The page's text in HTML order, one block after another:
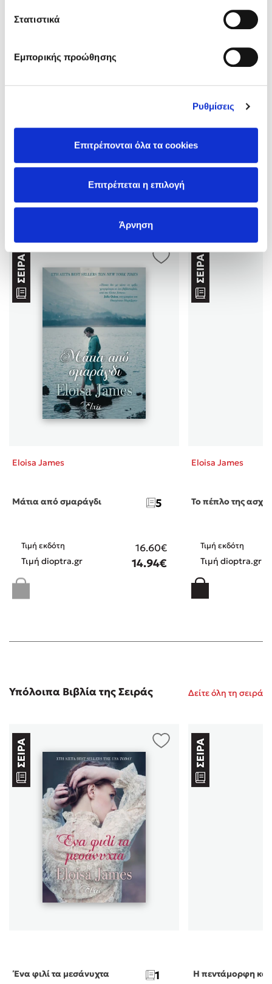
Στατιστικά
Εμπορικής προώθησης
Ρυθμίσεις
Επιτρέπονται όλα τα cookies
Επιτρέπεται η επιλογή
Άρνηση
H Eloisa James είναι απόφοιτος του Πανεπιστημίου Χάρβαρντ.
Έχει πτυχίο Φιλοσοφικής από το Πανεπιστήμιο της Οξφόρδης
και διδακτορικό από το Γέιλ. Έχει δική της έδρα με μελέτες
πάνω στον Σαίξπηρ, εκδίδοντας μάλιστα ένα ακαδημαϊκό
βιβλίο στις πανεπιστημιακές εκδόσεις Oxford University
του προγράμματος Δημιουργικής Γραφής στο Πανεπιστήμιο
Δες περισσότερα
Βιβλία της Συγγραφέως
Eloisa James
Μάτια από σμαράγδι 5
Τιμή εκδότη 16.60€
Τιμή dioptra.gr 14.94€
Eloisa James
Το πέπλο της
Τιμή εκδότη
Τιμή dioptra.gr
Υπόλοιπα Βιβλία της Σειράς Δείτε όλη τη σειρά
Ένα φιλί τα μεσάνυχτα 1 Η πεντάμορφη και